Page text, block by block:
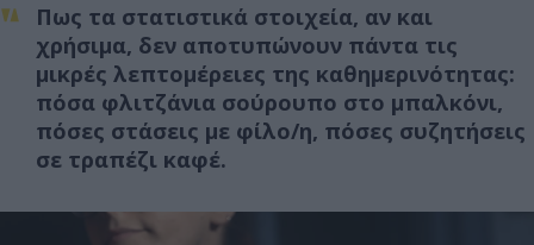
Πως τα στατιστικά στοιχεία, αν και
χρήσιμα, δεν αποτυπώνουν πάντα τις
μικρές λεπτομέρειες της καθημερινότητας:
πόσα φλιτζάνια σούρουπο στο μπαλκόνι,
πόσες στάσεις με φίλο/η, πόσες συζητήσεις
σε τραπέζι καφέ.